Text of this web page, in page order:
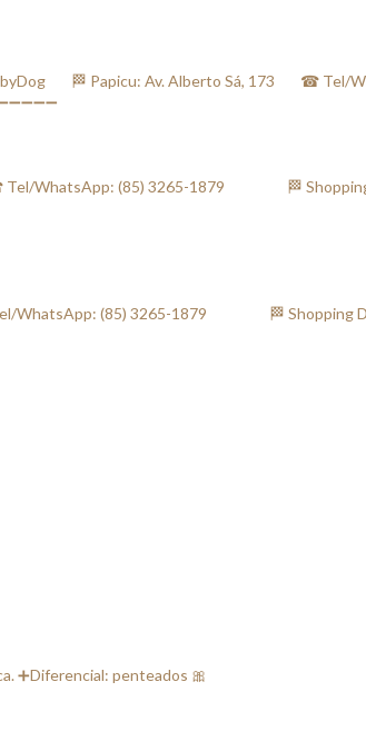
🏁 Papicu: Av. Alberto Sá, 173⠀⠀ ☎ Tel/
WhatsApp: (85) 3265-1879⠀⠀ ⠀⠀⠀ 🏁 Shopping
➕Diferencial: penteados 🎀